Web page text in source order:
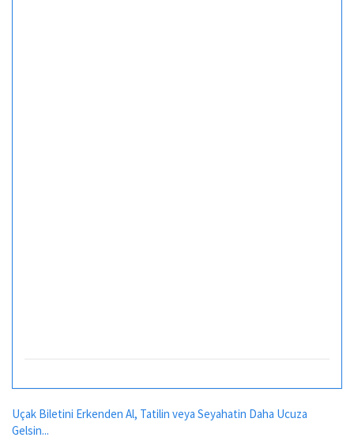
Uçak Biletini Erkenden Al, Tatilin veya Seyahatin Daha Ucuza
Gelsin...